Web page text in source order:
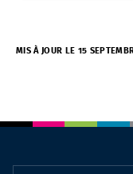
MIS À JOUR LE 15